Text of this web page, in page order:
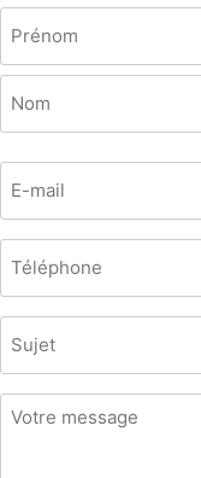
Nom
(Nécessaire)
Prénom
mail
(Nécessaire)
Votre